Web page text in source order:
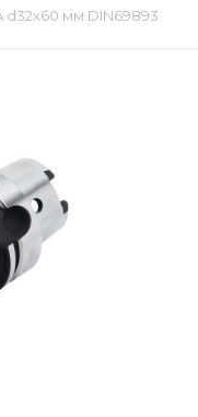
мм DIN69893